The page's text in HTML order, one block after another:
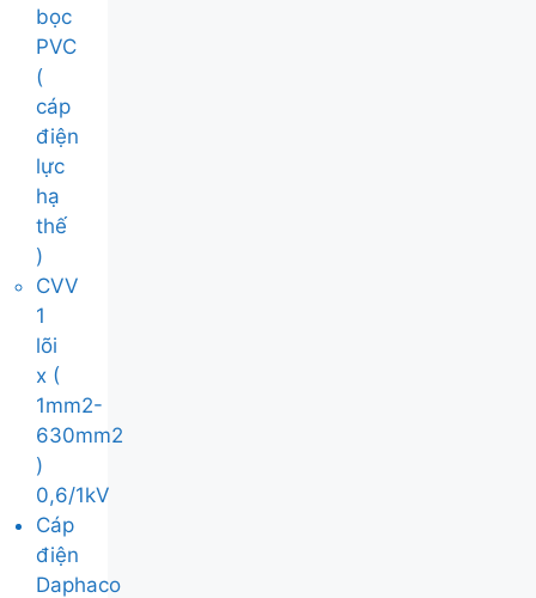
bọc
PVC
(
cáp
điện
lực
hạ
thế
)
CVV
1
lõi
x (
1mm2-
630mm2
)
0,6/1kV
Cáp
điện
Daphaco